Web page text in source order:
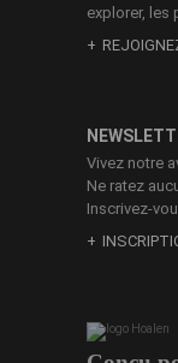
explorer, les
Vivez notre
Ne ratez
Inscrivez-